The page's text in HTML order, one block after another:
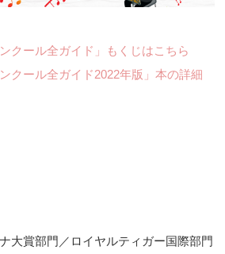
クール全ガイド」もくじはこちら
クール全ガイド2022年版」本の詳細
大賞部門／ロイヤルティガー国際部門